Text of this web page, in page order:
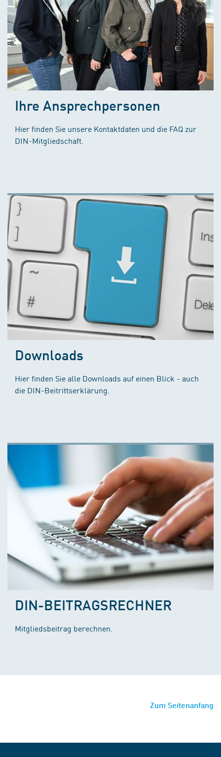
Ihre Ansprechpersonen
Hier finden Sie unsere Kontaktdaten und die FAQ zur
DIN-Mitgliedschaft.
Downloads
Hier finden Sie alle Downloads auf einen Blick - auch
die DIN-Beitrittserklärung.
DIN-BEITRAGSRECHNER
Mitgliedsbeitrag berechnen.
Zum Seitenanfang